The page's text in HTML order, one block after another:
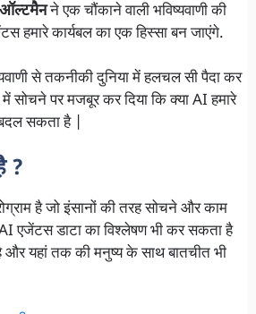
ने एक चौंकाने वाली भविष्यवाणी की
हमारे कार्यबल का एक हिस्सा बन जाएंगे.
से तकनीकी दुनिया में हलचल सी पैदा कर
में सोचने पर मजबूर कर दिया कि क्या AI हमारे
सकता है |
?
है जो इंसानों की तरह सोचने और काम
एजेंटस डाटा का विश्लेषण भी कर सकता है
और यहां तक की मनुष्य के साथ बातचीत भी